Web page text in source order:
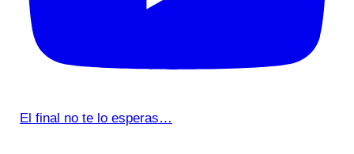
El final no te lo esperas…